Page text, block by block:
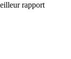
rapport